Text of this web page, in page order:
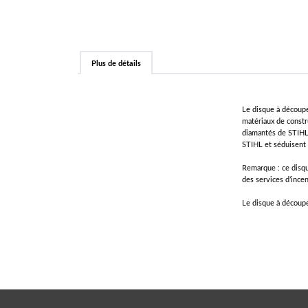
Plus de détails
Le disque à
matériaux de
diamantés de
STIHL et
Remarque : ce
des services
Le disque à